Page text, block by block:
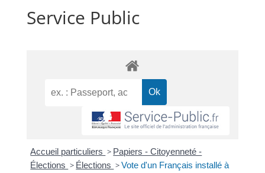
Service Public
Accueil particuliers > Papiers - Citoyenneté -
Élections > Élections >Vote d'un Français installé à